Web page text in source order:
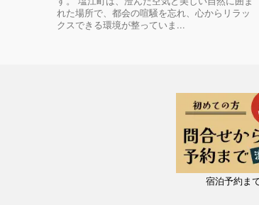
れた場所で、都会の喧騒を忘れ、心からリラッ
クスできる環境が整っていま...
宿泊予約ま